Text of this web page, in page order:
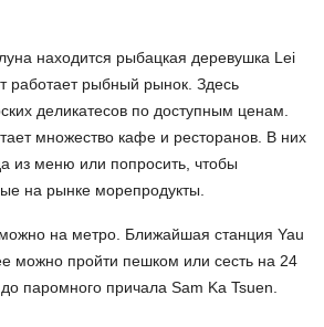
находится рыбацкая деревушка Lei
работает рыбный рынок. Здесь
деликатесов по доступным ценам.
множество кафе и ресторанов. В них
из меню или попросить, чтобы
на рынке морепродукты.
на метро. Ближайшая станция Yau
можно пройти пешком или сесть на 24
паромного причала Sam Ka Tsuen.